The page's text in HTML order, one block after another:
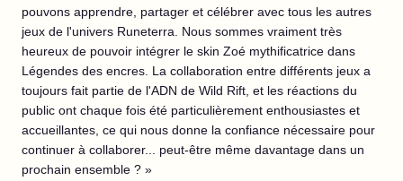
pouvons apprendre, partager et célébrer avec tous les autres
jeux de l'univers Runeterra. Nous sommes vraiment très
heureux de pouvoir intégrer le skin Zoé mythificatrice dans
Légendes des encres. La collaboration entre différents jeux a
toujours fait partie de l'ADN de Wild Rift, et les réactions du
public ont chaque fois été particulièrement enthousiastes et
accueillantes, ce qui nous donne la confiance nécessaire pour
continuer à collaborer... peut-être même davantage dans un
prochain ensemble ? »